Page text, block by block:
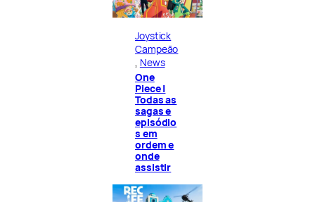
Joystick
Campeão
News
One
Piece |
Todas as
sagas e
episódio
s em
ordem e
onde
assistir